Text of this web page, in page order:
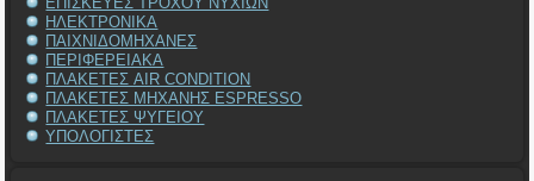
ΗΛΕΚΤΡΟΝΙΚΑ
ΠΑΙΧΝΙΔΟΜΗΧΑΝΕΣ
ΠΕΡΙΦΕΡΕΙΑΚΑ
ΠΛΑΚΕΤΕΣ AIR CONDITION
ΠΛΑΚΕΤΕΣ ΜΗΧΑΝΗΣ ESPRESSO
ΠΛΑΚΕΤΕΣ ΨΥΓΕΙΟΥ
ΥΠΟΛΟΓΙΣΤΕΣ